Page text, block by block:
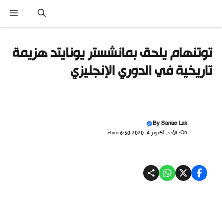
توتنهام يلحق بمانشستر يونايتد هزيمة
تاريخية في الدوري الإنجليزي
BySanae Lak
On: الأحد, أكتوبر 4, 2020 6:50 مساءً